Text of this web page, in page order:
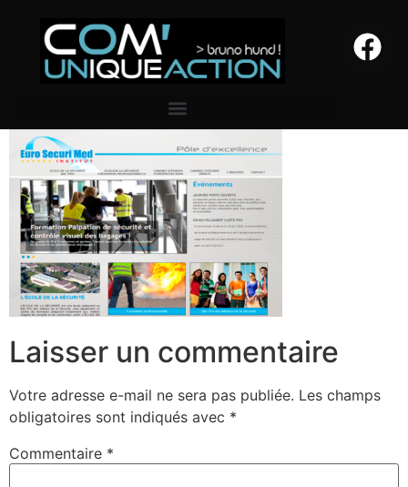
Laisser un commentaire
Votre adresse e-mail ne sera pas publiée. Les champs
obligatoires sont indiqués avec *
Commentaire *